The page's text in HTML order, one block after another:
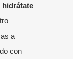
hidrátate
a
con